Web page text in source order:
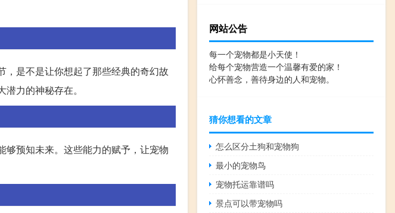
是不是让你想起了那些经典的奇幻故
力的神秘存在。
够预知未来。这些能力的赋予，让宠物
网站公告
每一个宠物都是小天使！
给每个宠物营造一个温馨有爱的家！
心怀善念，善待身边的人和宠物。
猜你想看的文章
怎么区分土狗和宠物狗
最小的宠物鸟
宠物托运靠谱吗
景点可以带宠物吗